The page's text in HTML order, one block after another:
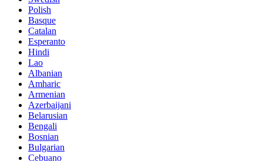
Polish
Basque
Catalan
Esperanto
Hindi
Lao
Albanian
Amharic
Armenian
Azerbaijani
Belarusian
Bengali
Bosnian
Bulgarian
Cebuano